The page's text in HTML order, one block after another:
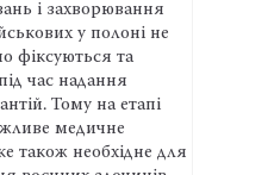
захворювання
у полоні не
та
надання
Тому на етапі
медичне
необхідне для